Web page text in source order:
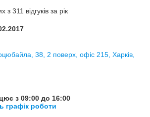
з 311 відгуків за рік
38, 2 поверх, офіс 215, Харків,
з 09:00 до 16:00
графік роботи